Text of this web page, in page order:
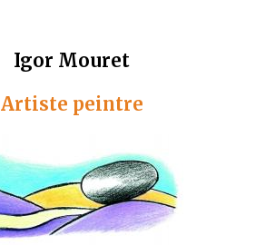
Igor Mouret
Artiste peintre